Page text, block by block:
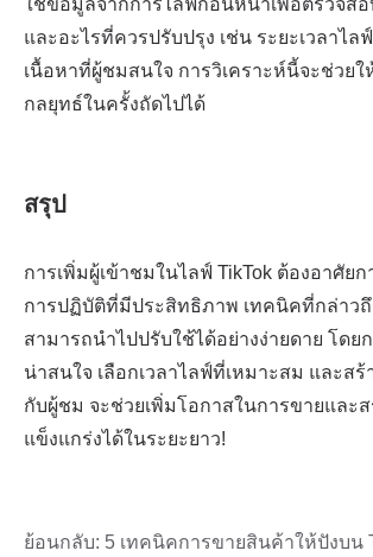
ย้อนกลับ: 5 เทคนิคการขายสินค้าให้ปังบน